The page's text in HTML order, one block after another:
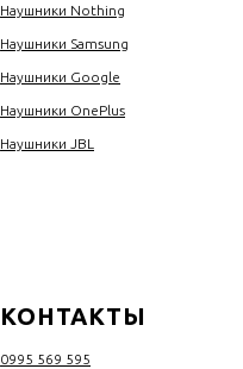
Наушники Nothing
Наушники Samsung
Наушники Google
Наушники OnePlus
Наушники JBL
КОНТАКТЫ
0995 569 595